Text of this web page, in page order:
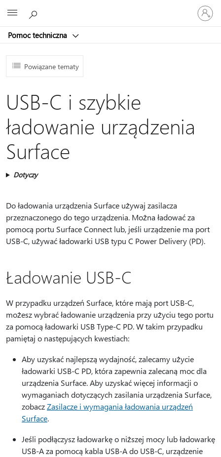
Pomoc techniczna
Zaloguj
się
do
konta
Powiązane tematy
USB-C i szybkie
ładowanie urządzenia
Surface
Dotyczy
Do ładowania urządzenia Surface używaj zasilacza
przeznaczonego do tego urządzenia. Można ładować za
pomocą portu Surface Connect lub, jeśli urządzenie ma port
USB-C, używać ładowarki USB typu C Power Delivery (PD).
Ładowanie USB-C
W przypadku urządzeń Surface, które mają port USB-C,
możesz wybrać ładowanie urządzenia przy użyciu tego portu
za pomocą ładowarki USB Type-C PD. W takim przypadku
pamiętaj o następujących kwestiach:
Aby uzyskać najlepszą wydajność, zalecamy użycie
ładowarki USB-C PD, która zapewnia zalecaną moc dla
urządzenia Surface. Aby uzyskać więcej informacji o
wymaganiach dotyczących zasilania urządzenia Surface,
zobaczZasilacze i wymagania ładowania urządzeń
Surface.
Jeśli podłączysz ładowarkę o niższej mocy lub ładowarkę
USB-A za pomocą kabla USB-A do USB-C, urządzenie